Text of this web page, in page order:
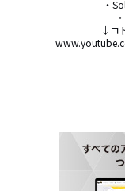
・
↓コ